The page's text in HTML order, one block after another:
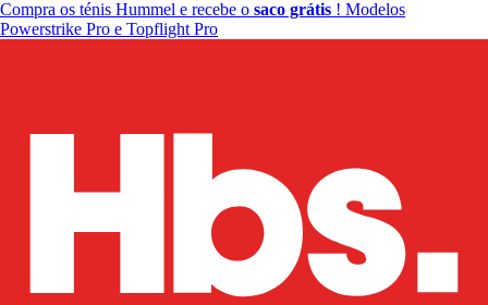
Compra os ténis Hummel e recebe o saco grátis ! Modelos
Powerstrike Pro e Topflight Pro